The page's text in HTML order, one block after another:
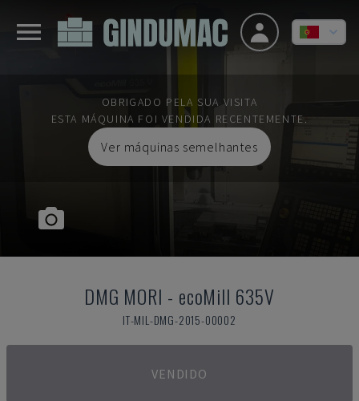
OBRIGADO PELA SUA VISITA
ESTA MÁQUINA FOI VENDIDA RECENTEMENTE.
Ver máquinas semelhantes
DMG MORI - ecoMill 635V
IT-MIL-DMG-2015-00002
VENDIDO